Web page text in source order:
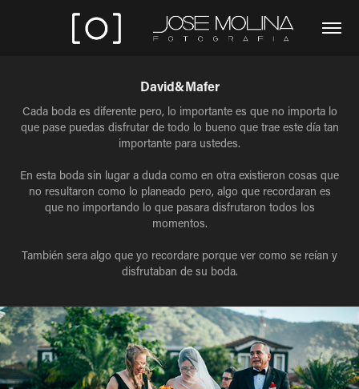
David&Mafer
Cada boda es diferente pero, lo importante es que no importa lo
que pase puedas disfrutar de todo lo bueno que trae este día tan
importante para ustedes.
En esta boda sin lugar a duda como en otra existieron cosas que
no resultaron como lo planeado pero, algo que recordaran es
que no importando lo que pasara disfrutaron todos los
momentos.
También sera algo que yo recordare porque ver como se reían y
disfrutaban de su boda.